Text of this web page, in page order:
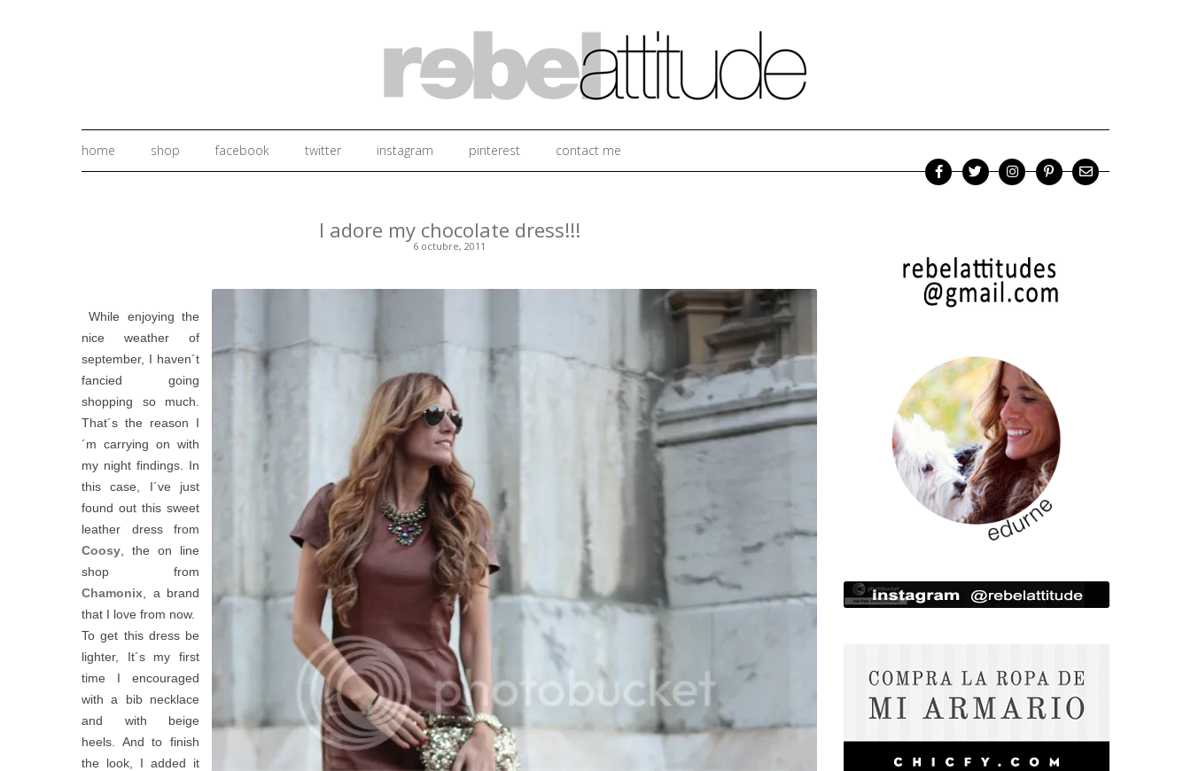
Ir al contenido
home
shop facebook twitter instagram pinterest contact me
I adore my chocolate dress!!!
6 octubre, 2011
While enjoying the
nice weather of
september, I haven´t
fancied going
shopping so much.
That´s the reason I
´m carrying on with
my night findings. In
this case, I´ve just
found out this sweet
leather dress from
Coosy , the on line
shop from
Chamonix , a brand
that I love from now.
To get this dress be
lighter, It´s my first
time I encouraged
with a bib necklace
and with beige
heels. And to finish
the look, I added it